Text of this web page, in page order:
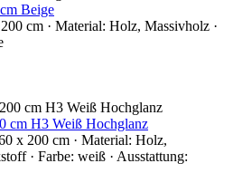
Beige
cm · Material: Holz, Massivholz ·
cm H3 Weiß Hochglanz
x 200 cm · Material: Holz,
· Farbe: weiß · Ausstattung: